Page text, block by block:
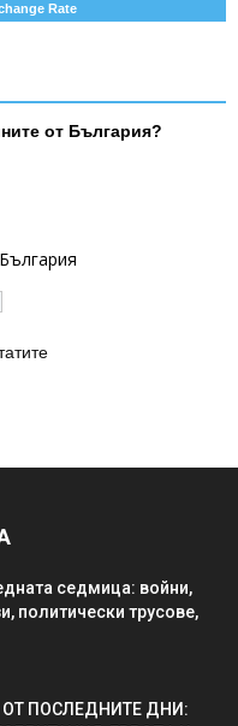
Rate
от България?
седмица: войни,
политически трусове,
ПОСЛЕДНИТЕ ДНИ: